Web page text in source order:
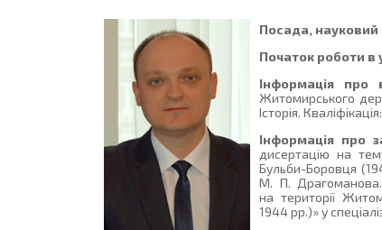
Посада, науковий
Початок роботи в
Інформація про
Житомирського
Історія.
Інформація про
дисертацію на
Бульби-Боровця
М. П. Драгоманова.
на території
1944 рр.)» у